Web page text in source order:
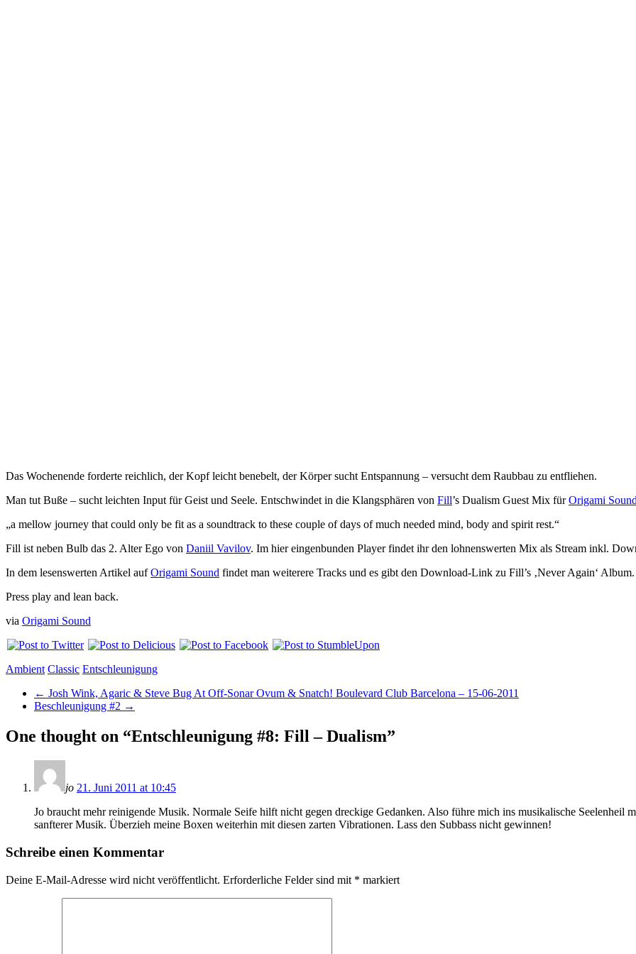
Das Wochenende forderte reichlich, der Kopf leicht benebelt, der Körper sucht Entspannung – versucht dem Raubbau zu entfliehen.
Man tut Buße – sucht leichten Input für Geist und Seele. Entschwindet in die Klangsphären von Fill’s Dualism Guest Mix fürOrigami
„a mellow journey that could only be fit as a soundtrack to these couple of days of much needed mind, body and spirit rest.“
Fill ist neben Bulb das 2. Alter Ego von Daniil Vavilov. Im hier eingenbunden Player findet ihr den lohnenswerten Mix als Stream inkl.
In dem lesenswerten Artikel aufOrigami Sound findet man weiterere Tracks und es gibt den Download-Link zu Fill’s ‚Never Again‘ Album.
Press play and lean back.
via Origami Sound
Ambient Classic Entschleunigung
← Josh Wink, Agaric & Steve Bug At Off-Sonar Ovum & Snatch! Boulevard Club Barcelona – 15-06-2011
Beschleunigung #2 →
One thought on “Entschleunigung #8: Fill – Dualism”
jo 21. Juni 2011 at 10:45
Jo braucht mehr reinigende Musik. Normale Seife hilft nicht gegen dreckige Gedanken. Also führe mich ins musikalische Seelenheil
sanfterer Musik. Überzieh meine Boxen weiterhin mit diesen zarten Vibrationen. Lass den Subbass nicht gewinnen!
Schreibe einen Kommentar
Deine E-Mail-Adresse wird nicht veröffentlicht. Erforderliche Felder sind mit * markiert